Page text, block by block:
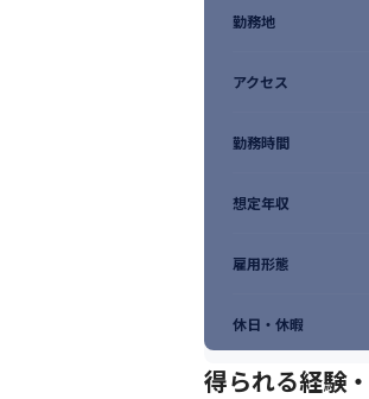
勤務地
アクセス
勤務時間
想定年収
雇用形態
休日・休暇
得られる経験